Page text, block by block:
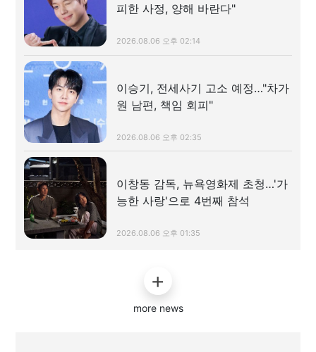
피한 사정, 양해 바란다"
2026.08.06 오후 02:14
이승기, 전세사기 고소 예정…"차가
원 남편, 책임 회피"
2026.08.06 오후 02:35
이창동 감독, 뉴욕영화제 초청…'가
능한 사랑'으로 4번째 참석
2026.08.06 오후 01:35
more news